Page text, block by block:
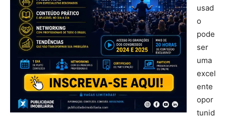
usad
o
pode
ser
uma
excel
ente
opor
tunid